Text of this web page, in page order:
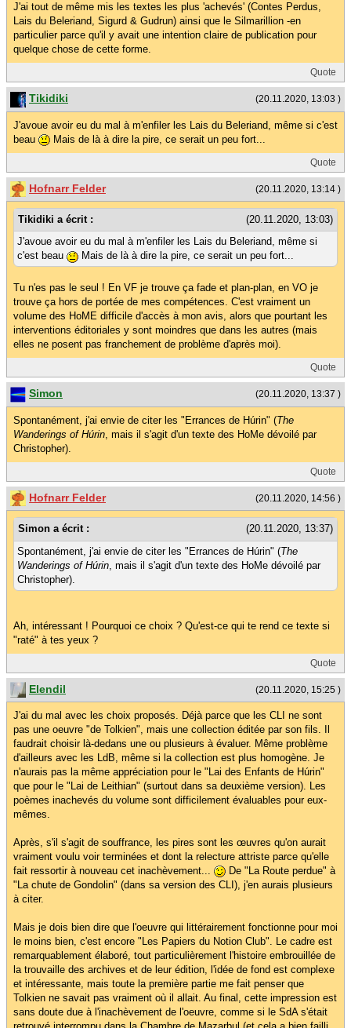
J'ai tout de même mis les textes les plus 'achevés' (Contes Perdus,
Lais du Beleriand, Sigurd & Gudrun) ainsi que le Silmarillion -en
particulier parce qu'il y avait une intention claire de publication pour
quelque chose de cette forme.
Quote
(20.11.2020, 13:03 )
Tikidiki
J'avoue avoir eu du mal à m'enfiler les Lais du Beleriand, même si c'est
beau
Mais de là à dire la pire, ce serait un peu fort...
Quote
(20.11.2020, 13:14 )
Hofnarr Felder
(20.11.2020, 13:03)
Tikidiki a écrit :
J'avoue avoir eu du mal à m'enfiler les Lais du Beleriand, même si
c'est beau
Mais de là à dire la pire, ce serait un peu fort...
Tu n'es pas le seul ! En VF je trouve ça fade et plan-plan, en VO je
trouve ça hors de portée de mes compétences. C'est vraiment un
volume des HoME difficile d'accès à mon avis, alors que pourtant les
interventions éditoriales y sont moindres que dans les autres (mais
elles ne posent pas franchement de problème d'après moi).
Quote
(20.11.2020, 13:37 )
Simon
Spontanément, j'ai envie de citer les "Errances de Húrin" (The
Wanderings of Húrin , mais il s'agit d'un texte des HoMe dévoilé par
Christopher).
Quote
(20.11.2020, 14:56 )
Hofnarr Felder
(20.11.2020, 13:37)
Simon a écrit :
Spontanément, j'ai envie de citer les "Errances de Húrin" (The
Wanderings of Húrin , mais il s'agit d'un texte des HoMe dévoilé par
Christopher).
Ah, intéressant ! Pourquoi ce choix ? Qu'est-ce qui te rend ce texte si
"raté" à tes yeux ?
Quote
(20.11.2020, 15:25 )
Elendil
J'ai du mal avec les choix proposés. Déjà parce que les CLI ne sont
pas une oeuvre "de Tolkien", mais une collection éditée par son fils. Il
faudrait choisir là-dedans une ou plusieurs à évaluer. Même problème
d'ailleurs avec les LdB, même si la collection est plus homogène. Je
n'aurais pas la même appréciation pour le "Lai des Enfants de Húrin"
que pour le "Lai de Leithian" (surtout dans sa deuxième version). Les
poèmes inachevés du volume sont difficilement évaluables pour eux-
mêmes.
Après, s'il s'agit de souffrance, les pires sont les œuvres qu'on aurait
vraiment voulu voir terminées et dont la relecture attriste parce qu'elle
fait ressortir à nouveau cet inachèvement...
De "La Route perdue" à
"La chute de Gondolin" (dans sa version des CLI), j'en aurais plusieurs
à citer.
Mais je dois bien dire que l'oeuvre qui littérairement fonctionne pour moi
le moins bien, c'est encore "Les Papiers du Notion Club". Le cadre est
remarquablement élaboré, tout particulièrement l'histoire embrouillée de
la trouvaille des archives et de leur édition, l'idée de fond est complexe
et intéressante, mais toute la première partie me fait penser que
Tolkien ne savait pas vraiment où il allait. Au final, cette impression est
sans doute due à l'inachèvement de l'oeuvre, comme si le SdA s'était